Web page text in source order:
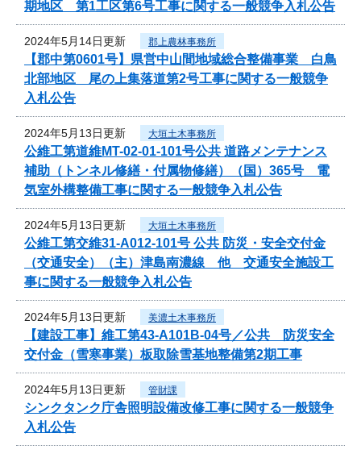
期地区 第1工区第6号工事に関する一般競争入札公告
2024年5月14日更新 郡上農林事務所
【郡中第0601号】県営中山間地域総合整備事業 白鳥
北部地区 尾の上集落道第2号工事に関する一般競争
入札公告
2024年5月13日更新 大垣土木事務所
公維工第道維MT-02-01-101号公共 道路メンテナンス
補助（トンネル修繕・付属物修繕）（国）365号 電
気室外構整備工事に関する一般競争入札公告
2024年5月13日更新 大垣土木事務所
公維工第交維31-A012-101号 公共 防災・安全交付金
（交通安全）（主）津島南濃線 他 交通安全施設工
事に関する一般競争入札公告
2024年5月13日更新 美濃土木事務所
【建設工事】維工第43-A101B-04号／公共 防災安全
交付金（雪寒事業）板取除雪基地整備第2期工事
2024年5月13日更新 管財課
シンクタンク庁舎照明設備改修工事に関する一般競争
入札公告